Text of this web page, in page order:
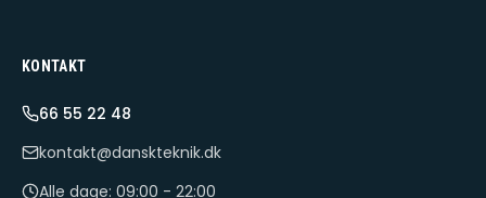
KONTAKT
66 55 22 48
kontakt@danskteknik.dk
Alle dage: 09:00 - 22:00